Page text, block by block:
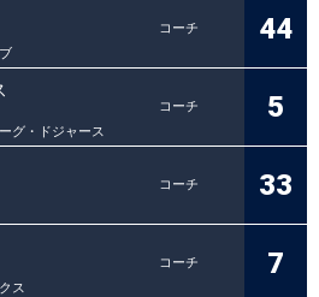
コーチ
44
コーチ
グ・ドジャース
5
コーチ
33
コーチ
ス
7